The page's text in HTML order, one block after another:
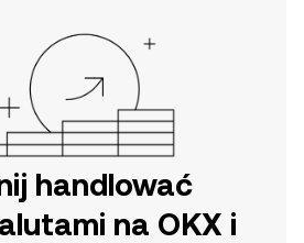
handlować
na OKX i